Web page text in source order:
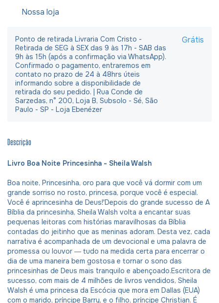
Nossa loja
Ponto de retirada Livraria Com Cristo -
Retirada de SEG à SEX das 9 às 17h - SAB das
9h às 15h (após a confirmação via WhatsApp).
Confirmado o pagamento, entraremos em
contato no prazo de 24 à 48hrs úteis
informando sobre a disponibilidade de
retirada do seu pedido. | Rua Conde de
Sarzedas, n° 200, Loja B, Subsolo - Sé, São
Paulo - SP - Loja Ebenézer
Grátis
Descrição
Livro Boa Noite Princesinha - Sheila Walsh
Boa noite, Princesinha, oro para que você vá dormir com um
grande sorriso no rosto, princesa, porque você é especial.
Você é aprincesinha de Deus!'Depois do grande sucesso de A
Bíblia da princesinha, Sheila Walsh volta a encantar suas
pequenas leitoras com histórias maravilhosas da Bíblia
contadas do jeitinho que as meninas adoram. Desta vez, cada
narrativa é acompanhada de um devocional e uma palavra de
promessa ou louvor ― tudo na medida certa para encerrar o
dia de uma maneira bem gostosa e tornar o sono das
princesinhas de Deus mais tranquilo e abençoado.Escritora de
sucesso, com mais de 4 milhões de livros vendidos, Sheila
Walsh é uma princesa da Escócia que mora em Dallas (EUA)
com o marido, príncipe Barry, e o filho, príncipe Christian. É